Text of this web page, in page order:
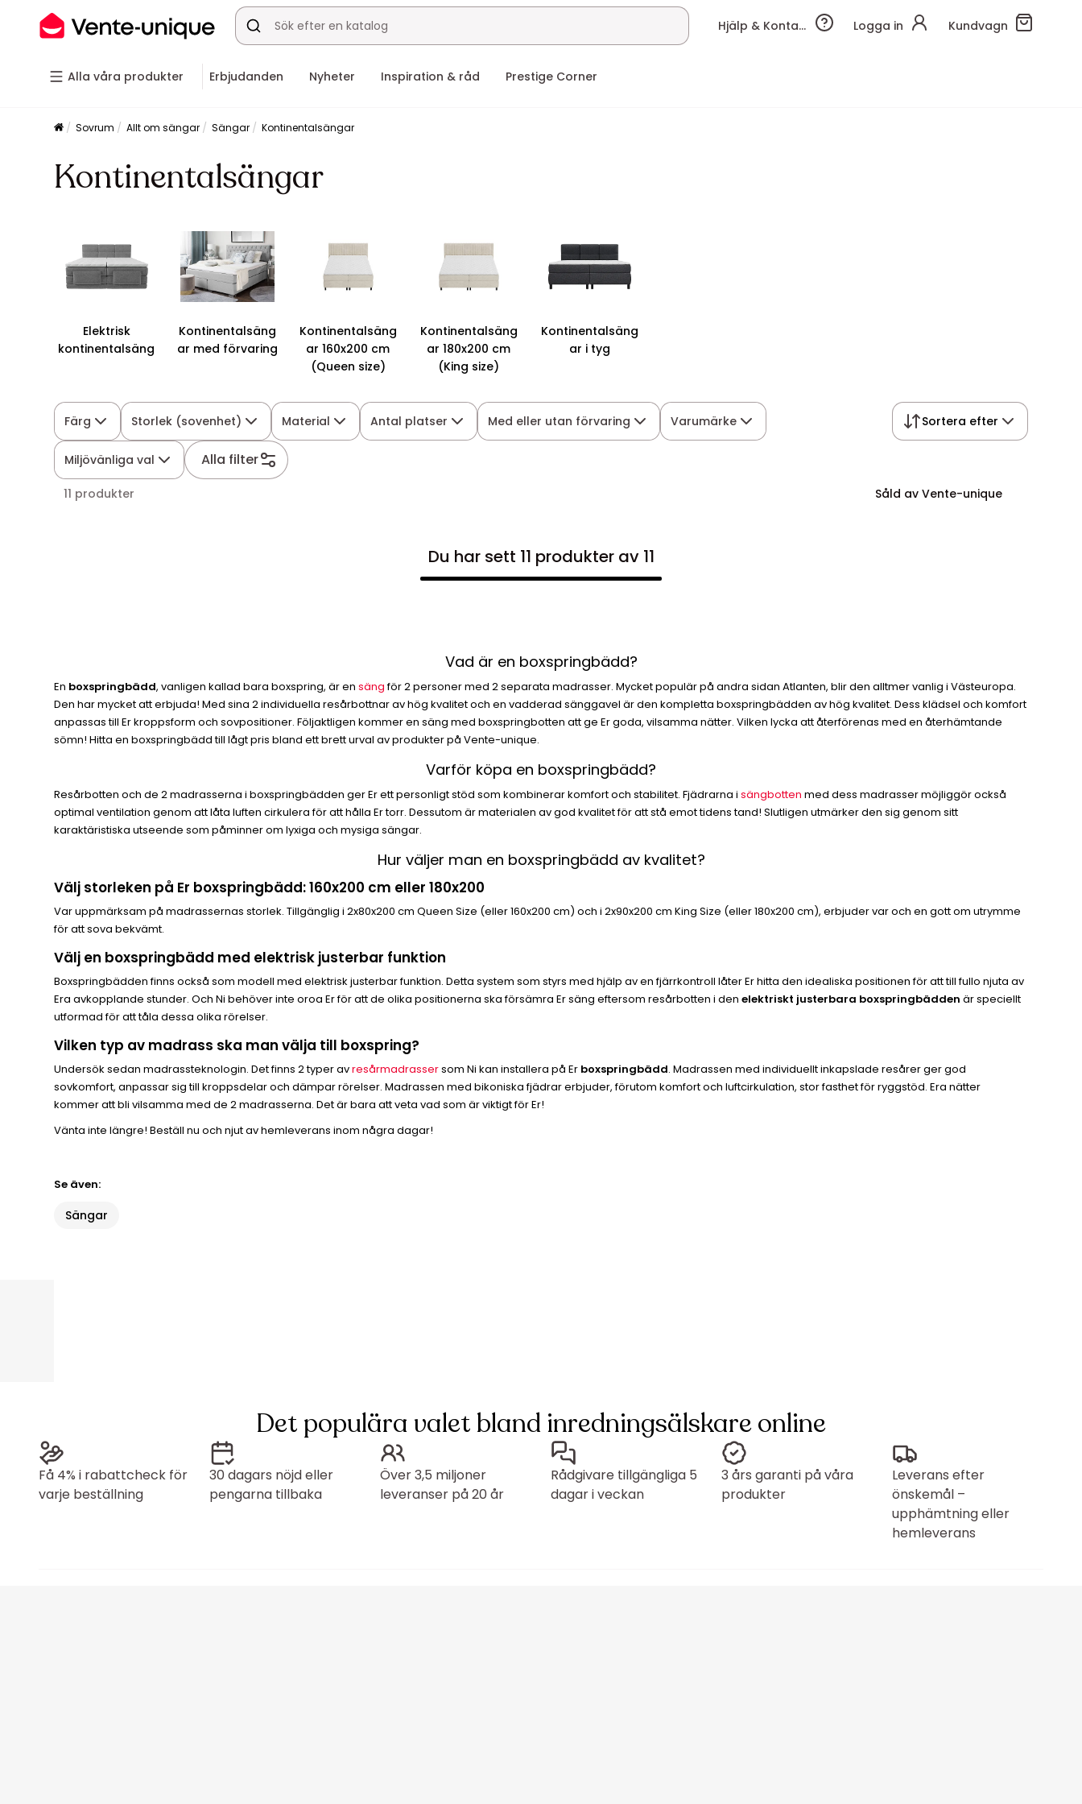
Hjälp & Kontakt Logga in Kundvagn
Alla våra produkter Erbjudanden Nyheter Inspiration & råd Prestige Corner
Sovrum Allt om sängar Sängar Kontinentalsängar
Kontinentalsängar
Elektrisk
kontinentalsäng
Kontinentalsäng
ar med förvaring
Kontinentalsäng
ar 160x200 cm
(Queen size)
Kontinentalsäng
ar 180x200 cm
(King size)
Kontinentalsäng
ar i tyg
Färg Storlek (sovenhet) Material Antal platser Med eller utan förvaring Varumärke
Miljövänliga val Alla filter
Sortera efter
11 produkter Såld av Vente-unique
Du har sett 11 produkter av 11
Vad är en boxspringbädd?
En boxspringbädd, vanligen kallad bara boxspring, är ensängför 2 personer med 2 separata madrasser. Mycket populär på andra sidan Atlanten, blir den alltmer vanlig i Västeuropa.
Den har mycket att erbjuda! Med sina 2 individuella resårbottnar av hög kvalitet och en vadderad sänggavel är den kompletta boxspringbädden av hög kvalitet. Dess klädsel och komfort
anpassas till Er kroppsform och sovpositioner. Följaktligen kommer en säng med boxspringbotten att ge Er goda, vilsamma nätter. Vilken lycka att återförenas med en återhämtande
sömn! Hitta en boxspringbädd till lågt pris bland ett brett urval av produkter på Vente-unique.
Varför köpa en boxspringbädd?
Resårbotten och de 2 madrasserna i boxspringbädden ger Er ett personligt stöd som kombinerar komfort och stabilitet. Fjädrarna isängbotten med dess madrasser möjliggör också
optimal ventilation genom att låta luften cirkulera för att hålla Er torr. Dessutom är materialen av god kvalitet för att stå emot tidens tand! Slutligen utmärker den sig genom sitt
karaktäristiska utseende som påminner om lyxiga och mysiga sängar.
Hur väljer man en boxspringbädd av kvalitet?
Välj storleken på Er boxspringbädd: 160x200 cm eller 180x200
Var uppmärksam på madrassernas storlek. Tillgänglig i 2x80x200 cm Queen Size (eller 160x200 cm) och i 2x90x200 cm King Size (eller 180x200 cm), erbjuder var och en gott om utrymme
för att sova bekvämt.
Välj en boxspringbädd med elektrisk justerbar funktion
Boxspringbädden finns också som modell med elektrisk justerbar funktion. Detta system som styrs med hjälp av en fjärrkontroll låter Er hitta den idealiska positionen för att till fullo njuta av
Era avkopplande stunder. Och Ni behöver inte oroa Er för att de olika positionerna ska försämra Er säng eftersom resårbotten i denelektriskt justerbara boxspringbädden är speciellt
utformad för att tåla dessa olika rörelser.
Vilken typ av madrass ska man välja till boxspring?
Undersök sedan madrassteknologin. Det finns 2 typer avresårmadrassersom Ni kan installera på Er boxspringbädd. Madrassen med individuellt inkapslade resårer ger god
sovkomfort, anpassar sig till kroppsdelar och dämpar rörelser. Madrassen med bikoniska fjädrar erbjuder, förutom komfort och luftcirkulation, stor fasthet för ryggstöd. Era nätter
kommer att bli vilsamma med de 2 madrasserna. Det är bara att veta vad som är viktigt för Er!
Vänta inte längre! Beställ nu och njut av hemleverans inom några dagar!
Se även:
Sängar
Det populära valet bland inredningsälskare online
Få 4% i rabattcheck för
varje beställning
30 dagars nöjd eller
pengarna tillbaka
Över 3,5 miljoner
leveranser på 20 år
Rådgivare tillgängliga 5
dagar i veckan
3 års garanti på våra
produkter
Leverans efter
önskemål –
upphämtning eller
hemleverans